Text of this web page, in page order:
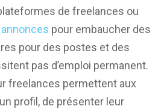
de freelances ou
pour embaucher des
pour des postes et des
pas d’emploi permanent.
freelances permettent aux
profil, de présenter leur